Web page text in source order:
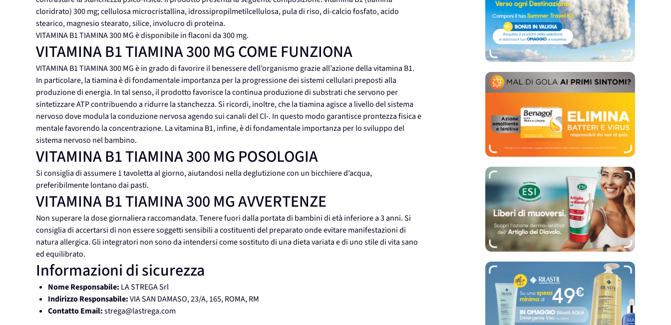
cloridrato) 300 mg; cellulosa microcristallina, idrossipropilmetilcellulosa, pula di riso, di-calcio fosfato, acido
stearico, magnesio stearato, silice, involucro di proteina.
VITAMINA B1 TIAMINA 300 MG è disponibile in flaconi da 300 mg.
VITAMINA B1 TIAMINA 300 MG COME FUNZIONA
VITAMINA B1 TIAMINA 300 MG è in grado di favorire il benessere dell’organismo grazie all’azione della vitamina B1.
In particolare, la tiamina è di fondamentale importanza per la progressione dei sistemi cellulari preposti alla
produzione di energia. In tal senso, il prodotto favorisce la continua produzione di substrati che servono per
sintetizzare ATP contribuendo a ridurre la stanchezza. Si ricordi, inoltre, che la tiamina agisce a livello del sistema
nervoso dove modula la conduzione nervosa agendo sui canali del Cl-. In questo modo garantisce prontezza fisica e
mentale favorendo la concentrazione. La vitamina B1, infine, è di fondamentale importanza per lo sviluppo del
sistema nervoso nel bambino.
VITAMINA B1 TIAMINA 300 MG POSOLOGIA
Si consiglia di assumere 1 tavoletta al giorno, aiutandosi nella deglutizione con un bicchiere d’acqua,
preferibilmente lontano dai pasti.
VITAMINA B1 TIAMINA 300 MG AVVERTENZE
Non superare la dose giornaliera raccomandata. Tenere fuori dalla portata di bambini di età inferiore a 3 anni. Si
consiglia di accertarsi di non essere soggetti sensibili a costituenti del preparato onde evitare manifestazioni di
natura allergica. Gli integratori non sono da intendersi come sostituto di una dieta variata e di uno stile di vita sano
ed equilibrato.
Informazioni di sicurezza
Nome Responsabile: LA STREGA Srl
Indirizzo Responsabile:VIA SAN DAMASO, 23/A, 165, ROMA, RM
Contatto Email:strega@lastrega.com